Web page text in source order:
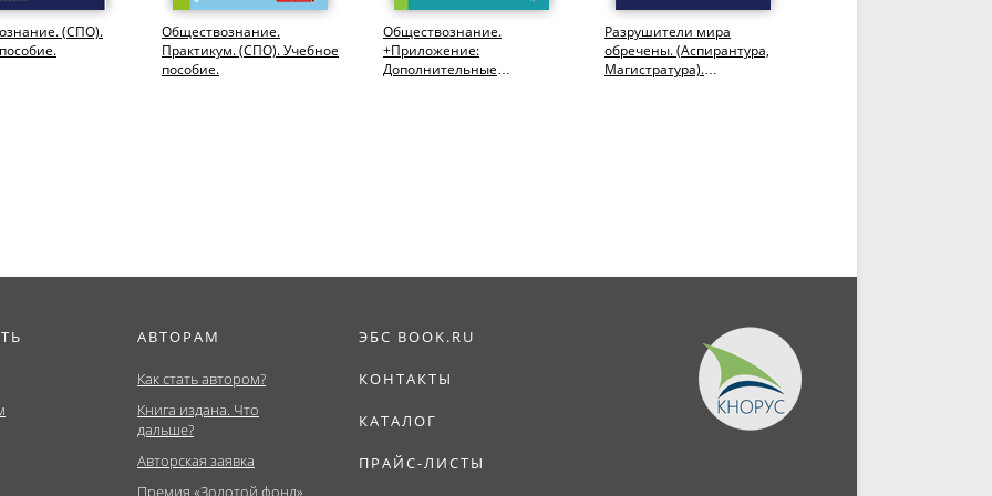
(СПО).
Обществознание.
Практикум. (СПО). Учебное
пособие.
Обществознание.
+Приложение:
Дополнительные
Разрушители мира
обречены. (Аспирантура,
Магистратура).
АВТОРАМ
Как стать автором?
Книга издана. Что
дальше?
Авторская заявка
Премия «Золотой фонд»
ЭБС BOOK.RU
КОНТАКТЫ
КАТАЛОГ
ПРАЙС-ЛИСТЫ